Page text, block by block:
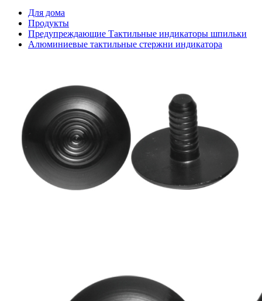
Для дома
Продукты
Предупреждающие Тактильные индикаторы шпильки
Алюминиевые тактильные стержни индикатора